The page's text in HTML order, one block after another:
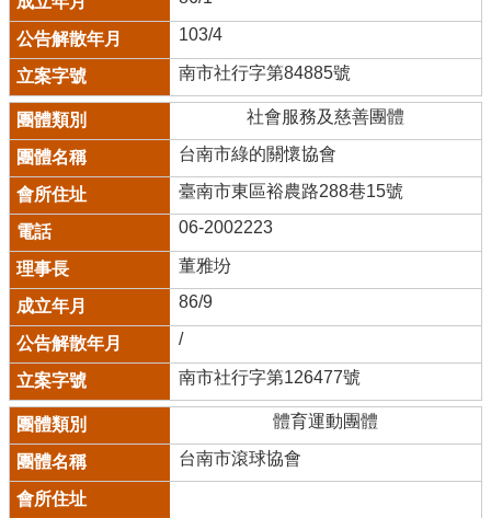
103/4
南市社行字第84885號
社會服務及慈善團體
台南市綠的關懷協會
臺南市東區裕農路288巷15號
06-2002223
董雅坋
86/9
/
南市社行字第126477號
體育運動團體
台南市滾球協會